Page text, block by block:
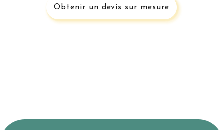
Obtenir un devis sur mesure